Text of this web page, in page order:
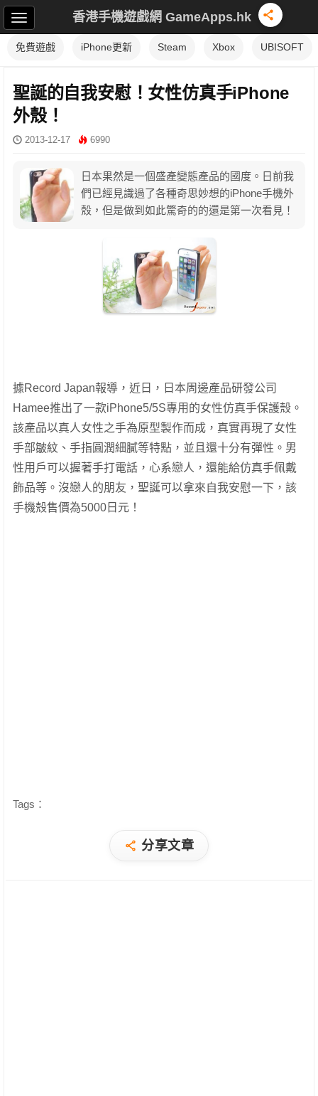
香港手機遊戲網 GameApps.hk
免費遊戲 iPhone更新 Steam Xbox UBISOFT
聖誕的自我安慰！女性仿真手iPhone
外殼！
2013-12-17 6990
日本果然是一個盛產變態產品的國度。日前我
們已經見識過了各種奇思妙想的iPhone手機外
殼，但是做到如此驚奇的的還是第一次看見！
據Record Japan報導，近日，日本周邊產品研發公司
Hamee推出了一款iPhone5/5S專用的女性仿真手保護殼。
該產品以真人女性之手為原型製作而成，真實再現了女性
手部皺紋、手指圓潤細膩等特點，並且還十分有彈性。男
性用戶可以握著手打電話，心系戀人，還能給仿真手佩戴
飾品等。沒戀人的朋友，聖誕可以拿來自我安慰一下，該
手機殼售價為5000日元！
Tags：
分享文章